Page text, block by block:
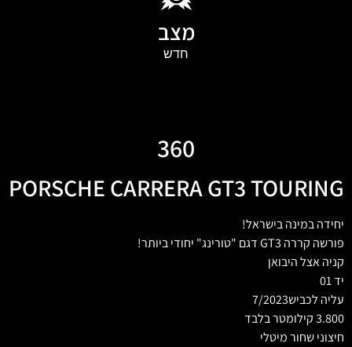
מצב
חדש
360
PORSCHE CARRERA GT3 TOURING
יחידה במינה בישראל!
פורשה קררה GT3 דגם "טורינג" יחודי ביותר!
קניה אצל היבואן
יד 01
עליה לכביש7/2023
3.800 קילומטר בלבד
חיצוני שחור מיטלי